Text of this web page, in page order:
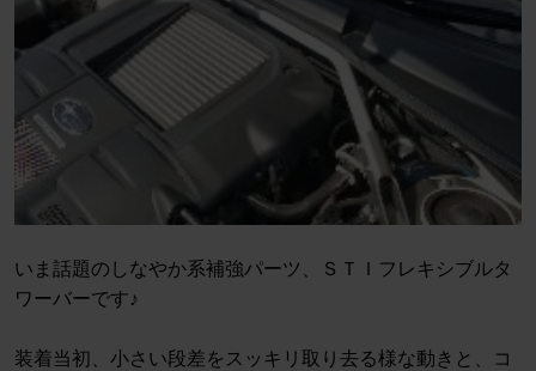
いま話題のしなやか系補強パーツ、ＳＴＩフレキシブルタ
ワーバーです♪
装着当初、小さい段差をスッキリ取り去る様な動きと、コ